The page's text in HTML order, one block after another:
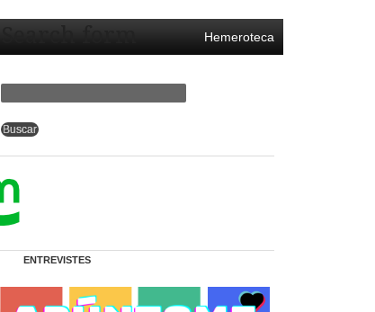
Hemeroteca
Search form
ENTREVISTES